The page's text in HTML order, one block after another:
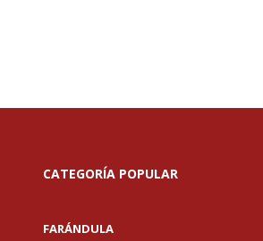
CATEGORÍA POPULAR
FARÁNDULA